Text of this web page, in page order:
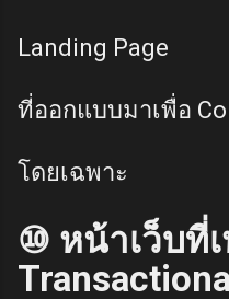
Landing Page
ที่ออกแบบมาเพื่อ
โดยเฉพาะ
⑩ หน้าเว็บที่